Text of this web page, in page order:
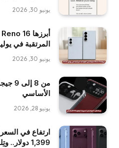
يونيو 30, 2026
المرتقبة في يوليو
يونيو 30, 2026
الأساسي
يونيو 28, 2026
1,399 دولار.. وتِلك أبرز المواصفات المتوقعة